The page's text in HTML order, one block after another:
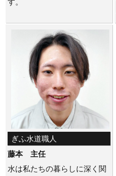
す。
ぎふ水道職人
藤本 主任
水は私たちの暮らしに深く関